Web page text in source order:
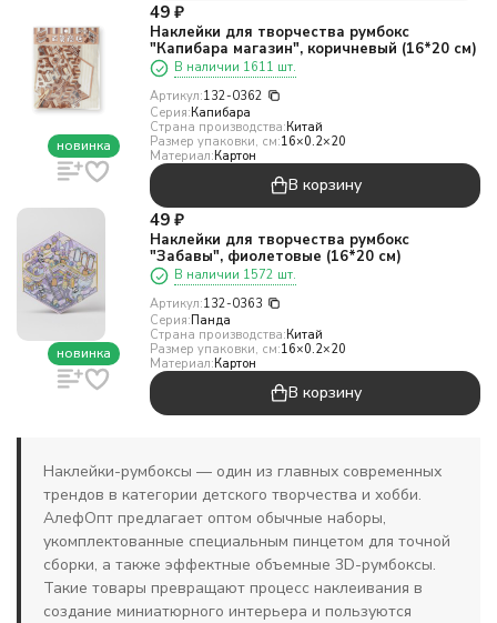
новинка
49 ₽
Наклейки для творчества румбокс
"Капибара магазин", коричневый (16*20 см)
В наличии 1611 шт.
Артикул:132-0362
Серия:Капибара
Страна производства:Китай
Размер упаковки, см:16×0.2×20
Материал:Картон
В корзину
новинка
49 ₽
Наклейки для творчества румбокс
"Забавы", фиолетовые (16*20 см)
В наличии 1572 шт.
Артикул:132-0363
Серия:Панда
Страна производства:Китай
Размер упаковки, см:16×0.2×20
Материал:Картон
В корзину
Наклейки-румбоксы — один из главных современных
трендов в категории детского творчества и хобби.
АлефОпт предлагает оптом обычные наборы,
укомплектованные специальным пинцетом для точной
сборки, а также эффектные объемные 3D-румбоксы.
Такие товары превращают процесс наклеивания в
создание миниатюрного интерьера и пользуются